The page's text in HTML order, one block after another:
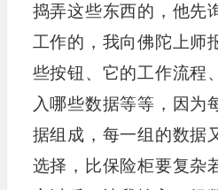
捣弄这些东西的，他先
工作的，我向佛陀上师
些按钮、它的工作流程
入哪些数据等等，因为
据组成，每一组的数据
选择，比保险柜要复杂